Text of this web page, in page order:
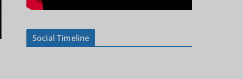
Social Timeline